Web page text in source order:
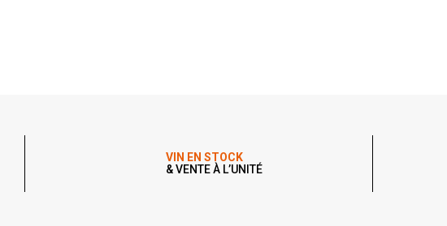
VIN EN STOCK
& VENTE À L’UNITÉ